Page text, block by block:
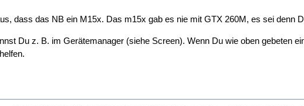
dass das NB ein M15x. Das m15x gab es nie mit GTX 260M, es sei denn
Du z. B. im Gerätemanager (siehe Screen). Wenn Du wie oben gebeten